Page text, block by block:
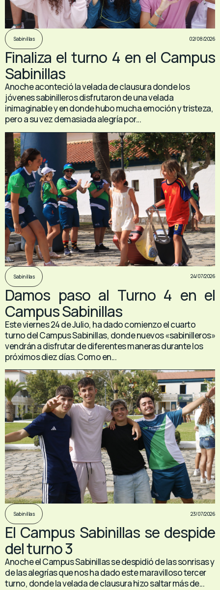
Sabinillas 02/08/2026
Finaliza el turno 4 en el Campus
Sabinillas
Anoche aconteció la velada de clausura donde los
jóvenes sabinilleros disfrutaron de una velada
inimaginable y en donde hubo mucha emoción y tristeza,
pero a su vez demasiada alegría por...
Sabinillas 24/07/2026
Damos paso al Turno 4 en el
Campus Sabinillas
Este viernes 24 de Julio, ha dado comienzo el cuarto
turno del Campus Sabinillas, donde nuevos «sabinilleros»
vendrán a disfrutar de diferentes maneras durante los
próximos diez días. Como en...
Sabinillas 23/07/2026
El Campus Sabinillas se despide
del turno 3
Anoche el Campus Sabinillas se despidió de las sonrisas y
de las alegrías que nos ha dado este maravilloso tercer
turno, donde la velada de clausura hizo saltar más de...